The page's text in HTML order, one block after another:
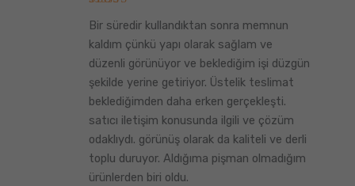
üzerinden
5
oy aldı
Bir süredir kullandıktan sonra memnun
kaldım çünkü yapı olarak sağlam ve
düzenli görünüyor ve beklediğim işi düzgün
şekilde yerine getiriyor. Üstelik teslimat
beklediğimden daha erken gerçekleşti.
satıcı iletişim konusunda ilgili ve çözüm
odaklıydı. görünüş olarak da kaliteli ve derli
toplu duruyor. Aldığıma pişman olmadığım
ürünlerden biri oldu.